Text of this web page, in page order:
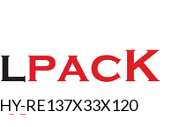
HY-RE137X33X120